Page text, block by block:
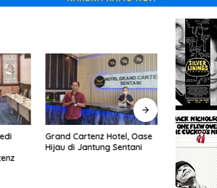
Grand Cartenz Hotel, Oase
Hijau di Jantung Sentani
Pemprov
Jawaban
Terkait
Ring Road